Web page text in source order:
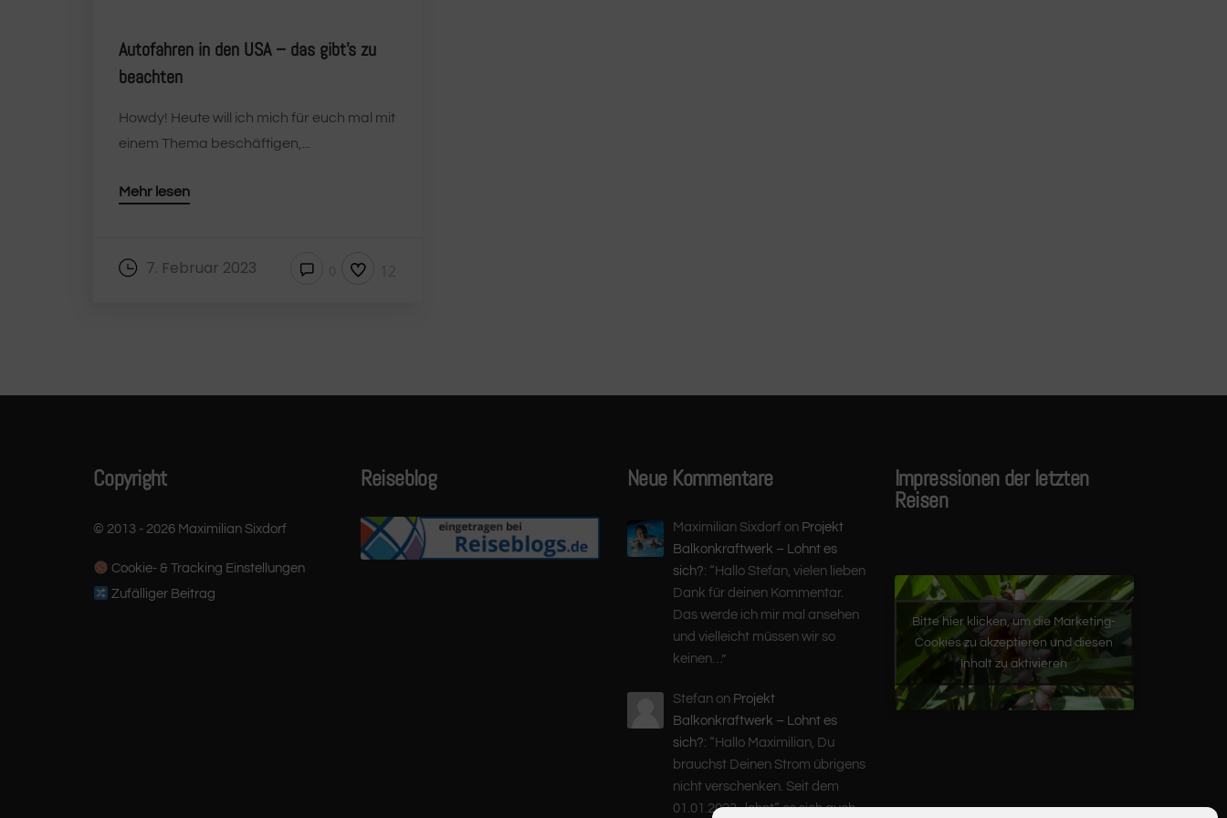
Autofahren in den USA – das gibt’s zu
beachten
Howdy! Heute will ich mich für euch mal mit
einem Thema beschäftigen,...
Mehr lesen
7. Februar 2023
Copyright
© 2013 - 2026 Maximilian Sixdorf
Cookie- & Tracking Einstellungen
Zufälliger Beitrag
Reiseblog Neue Kommentare
Maximilian Sixdorf on Projekt
Balkonkraftwerk – Lohnt es
sich?: “ Hallo Stefan, vielen lieben
Dank für deinen Kommentar.
Das werde ich mir mal ansehen
und vielleicht müssen wir so
keinen… ”
Stefan on Projekt
Balkonkraftwerk – Lohnt es
sich?: “ Hallo Maximilian, Du
brauchst Deinen Strom übrigens
nicht verschenken. Seit dem
01.01.2023 „lohnt“ es sich auch
Impressionen der letzten
Reisen
Bitte hier klicken, um die Marketing-
Cookies zu akzeptieren und diesen
Inhalt zu aktivieren